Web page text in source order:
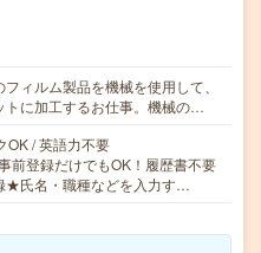
ィルム製品を機械を使用して、
トに加工するお仕事。機械の…
OK / 英語力不要
前登録だけでもOK！履歴書不要
★氏名・職種などを入力す…